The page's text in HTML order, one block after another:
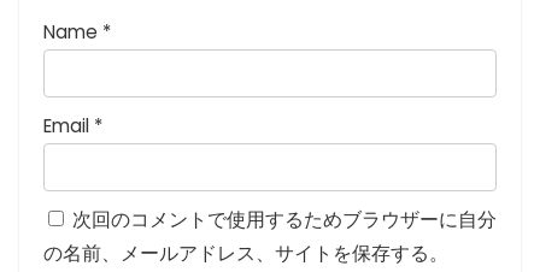
Name *
Email *
次回のコメントで使用するためブラウザーに自分
の名前、メールアドレス、サイトを保存する。